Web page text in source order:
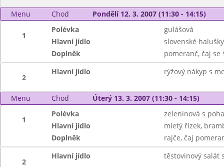
Menu Chod Pondělí 12. 3. 2007 (11:30 - 14:15)
1
Polévka
gulášová
Hlavní jídlo
slovenské
Doplněk
pomeranč, čaj se
2
Hlavní jídlo rýžový nákyp s
Menu Chod Úterý 13. 3. 2007 (11:30 - 14:15)
1
Polévka
zeleninová s
Hlavní jídlo
mletý řízek,
Doplněk
rajče, čaj
2
Hlavní jídlo těstovinový salát